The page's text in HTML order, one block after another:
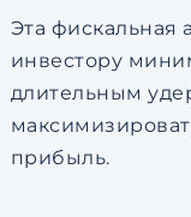
Эта фискальная
инвестору
длительным
прибыль.